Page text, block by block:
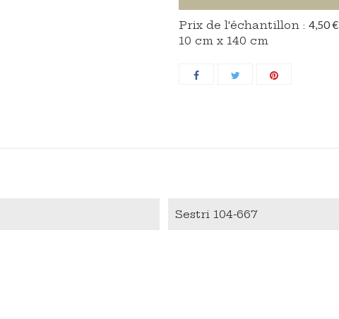
Prix ​​de l'échantillon : 4,50 €
10 cm x 140 cm
Sestri 104-667